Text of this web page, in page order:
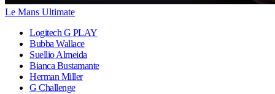
Le Mans Ultimate
Logitech G PLAY
Bubba Wallace
Suellio Almeida
Bianca Bustamante
Herman Miller
G Challenge